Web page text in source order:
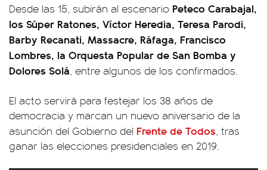
Desde las 15, subirán al escenario Peteco Carabajal,
los Súper Ratones, Víctor Heredia, Teresa Parodi,
Barby Recanati, Massacre, Ráfaga, Francisco
Lombres, la Orquesta Popular de San Bomba y
Dolores Solá, entre algunos de los confirmados.
El acto servirá para festejar los 38 años de
democracia y marcan un nuevo aniversario de la
asunción del Gobierno del Frente de Todos, tras
ganar las elecciones presidenciales en 2019.